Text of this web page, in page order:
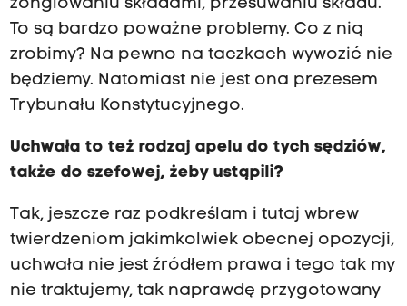
żonglowaniu składami, przesuwaniu składu.
To są bardzo poważne problemy. Co z nią
zrobimy? Na pewno na taczkach wywozić nie
będziemy. Natomiast nie jest ona prezesem
Trybunału Konstytucyjnego.
Uchwała to też rodzaj apelu do tych sędziów,
także do szefowej, żeby ustąpili?
Tak, jeszcze raz podkreślam i tutaj wbrew
twierdzeniom jakimkolwiek obecnej opozycji,
uchwała nie jest źródłem prawa i tego tak my
nie traktujemy, tak naprawdę przygotowany